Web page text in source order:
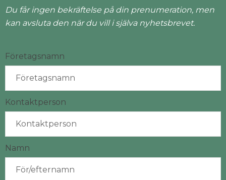
Du får ingen bekräftelse på din prenumeration, men
kan avsluta den när du vill i själva nyhetsbrevet.
Företagsnamn
Kontaktperson
Namn